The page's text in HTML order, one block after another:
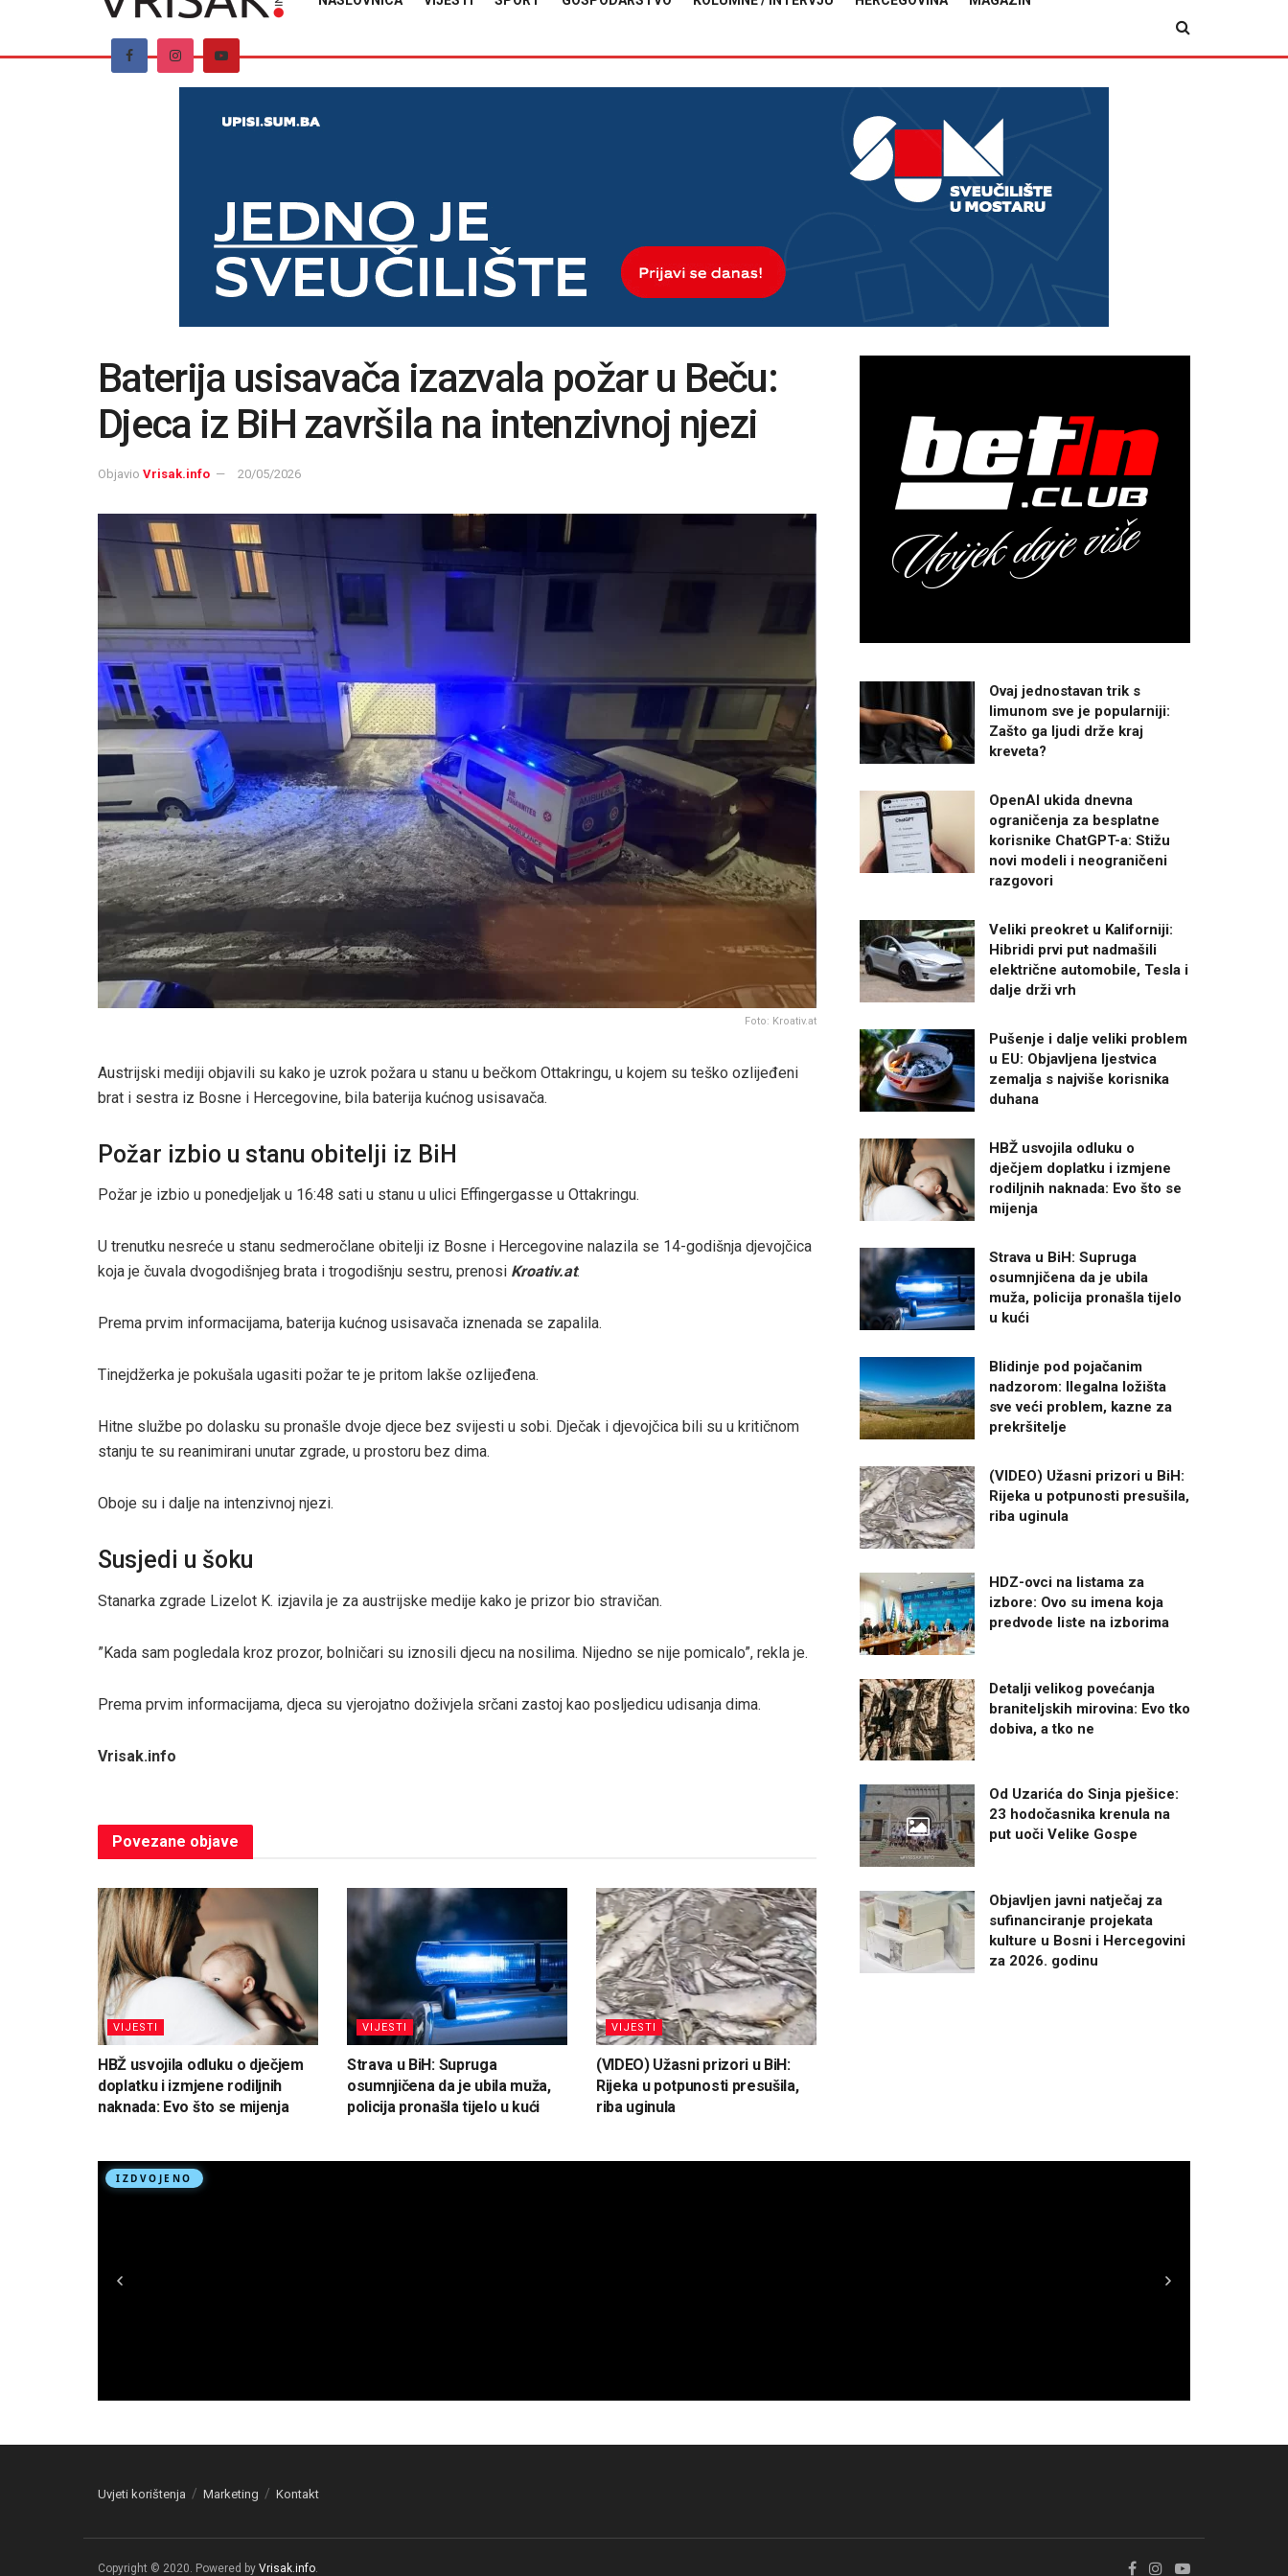
Baterija usisavača izazvala požar u Beču:
Djeca iz BiH završila na intenzivnoj njezi
Objavio Vrisak.info 20/05/2026
Foto: Kroativ.at
Austrijski mediji objavili su kako je uzrok požara u stanu u bečkom Ottakringu, u kojem su teško ozlijeđeni
brat i sestra iz Bosne i Hercegovine, bila baterija kućnog usisavača.
Požar izbio u stanu obitelji iz BiH
Požar je izbio u ponedjeljak u 16:48 sati u stanu u ulici Effingergasse u Ottakringu.
U trenutku nesreće u stanu sedmeročlane obitelji iz Bosne i Hercegovine nalazila se 14-godišnja djevojčica
koja je čuvala dvogodišnjeg brata i trogodišnju sestru, prenosi Kroativ.at.
Prema prvim informacijama, baterija kućnog usisavača iznenada se zapalila.
Tinejdžerka je pokušala ugasiti požar te je pritom lakše ozlijeđena.
Hitne službe po dolasku su pronašle dvoje djece bez svijesti u sobi. Dječak i djevojčica bili su u kritičnom
stanju te su reanimirani unutar zgrade, u prostoru bez dima.
Oboje su i dalje na intenzivnoj njezi.
Susjedi u šoku
Stanarka zgrade Lizelot K. izjavila je za austrijske medije kako je prizor bio stravičan.
”Kada sam pogledala kroz prozor, bolničari su iznosili djecu na nosilima. Nijedno se nije pomicalo”, rekla je.
Prema prvim informacijama, djeca su vjerojatno doživjela srčani zastoj kao posljedicu udisanja dima.
Vrisak.info
Povezane objave
VIJESTI
HBŽ usvojila odluku o dječjem
doplatku i izmjene rodiljnih
naknada: Evo što se mijenja
VIJESTI
Strava u BiH: Supruga
osumnjičena da je ubila muža,
policija pronašla tijelo u kući
VIJESTI
(VIDEO) Užasni prizori u BiH:
Rijeka u potpunosti presušila,
riba uginula
Ovaj jednostavan trik s
limunom sve je popularniji:
Zašto ga ljudi drže kraj
kreveta?
OpenAI ukida dnevna
ograničenja za besplatne
korisnike ChatGPT-a: Stižu
novi modeli i neograničeni
razgovori
Veliki preokret u Kaliforniji:
Hibridi prvi put nadmašili
električne automobile, Tesla i
dalje drži vrh
Pušenje i dalje veliki problem
u EU: Objavljena ljestvica
zemalja s najviše korisnika
duhana
HBŽ usvojila odluku o
dječjem doplatku i izmjene
rodiljnih naknada: Evo što se
mijenja
Strava u BiH: Supruga
osumnjičena da je ubila
muža, policija pronašla tijelo
u kući
Blidinje pod pojačanim
nadzorom: Ilegalna ložišta
sve veći problem, kazne za
prekršitelje
(VIDEO) Užasni prizori u BiH:
Rijeka u potpunosti presušila,
riba uginula
HDZ-ovci na listama za
izbore: Ovo su imena koja
predvode liste na izborima
Detalji velikog povećanja
braniteljskih mirovina: Evo tko
dobiva, a tko ne
Od Uzarića do Sinja pješice:
23 hodočasnika krenula na
put uoči Velike Gospe
Objavljen javni natječaj za
sufinanciranje projekata
kulture u Bosni i Hercegovini
za 2026. godinu
Uvjeti korištenja Marketing Kontakt
Copyright © 2020. Powered by Vrisak.info.